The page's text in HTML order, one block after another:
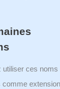
utiliser ces noms
comme extension